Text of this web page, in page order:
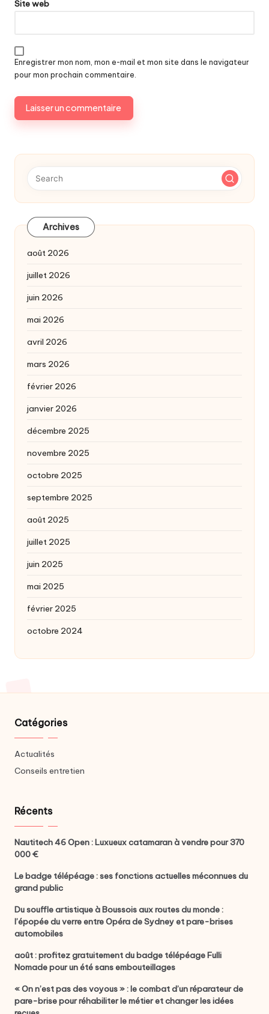
Site web
Enregistrer mon nom, mon e-mail et mon site dans le navigateur
pour mon prochain commentaire.
Archives
août 2026
juillet 2026
juin 2026
mai 2026
avril 2026
mars 2026
février 2026
janvier 2026
décembre 2025
novembre 2025
octobre 2025
septembre 2025
août 2025
juillet 2025
juin 2025
mai 2025
février 2025
octobre 2024
Catégories
Actualités
Conseils entretien
Récents
Nautitech 46 Open : Luxueux catamaran à vendre pour 370
000 €
Le badge télépéage : ses fonctions actuelles méconnues du
grand public
Du souffle artistique à Boussois aux routes du monde :
l’épopée du verre entre Opéra de Sydney et pare-brises
automobiles
août : profitez gratuitement du badge télépéage Fulli
Nomade pour un été sans embouteillages
« On n’est pas des voyous » : le combat d’un réparateur de
pare-brise pour réhabiliter le métier et changer les idées